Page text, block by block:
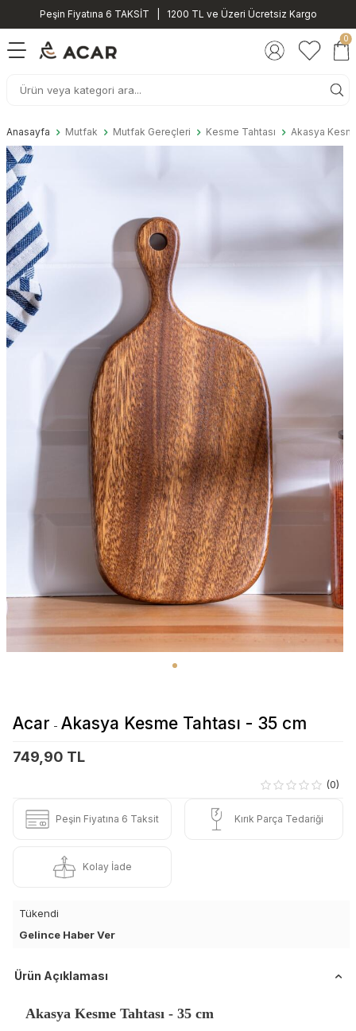
Peşin Fiyatına 6 TAKSİT | 1200 TL ve Üzeri Ücretsiz Kargo
0
Anasayfa Mutfak Mutfak Gereçleri Kesme Tahtası Akasya
Acar - Akasya Kesme Tahtası - 35 cm
749,90 TL
(0)
Peşin Fiyatına 6 Taksit Kırık Parça Tedariği
Kolay İade
Tükendi
Gelince Haber Ver
Ürün Açıklaması
Akasya Kesme Tahtası - 35 cm